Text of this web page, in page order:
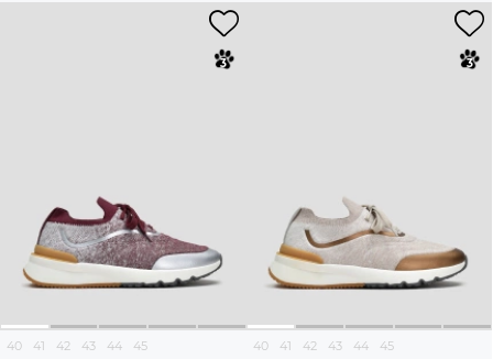
40 41 42 43 44 45 40 41 42 43 44 45